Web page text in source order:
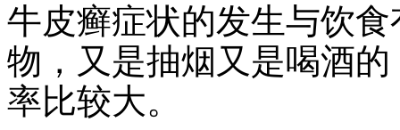
牛皮癣症状的发生与饮
物，又是抽烟又是喝酒
率比较大。